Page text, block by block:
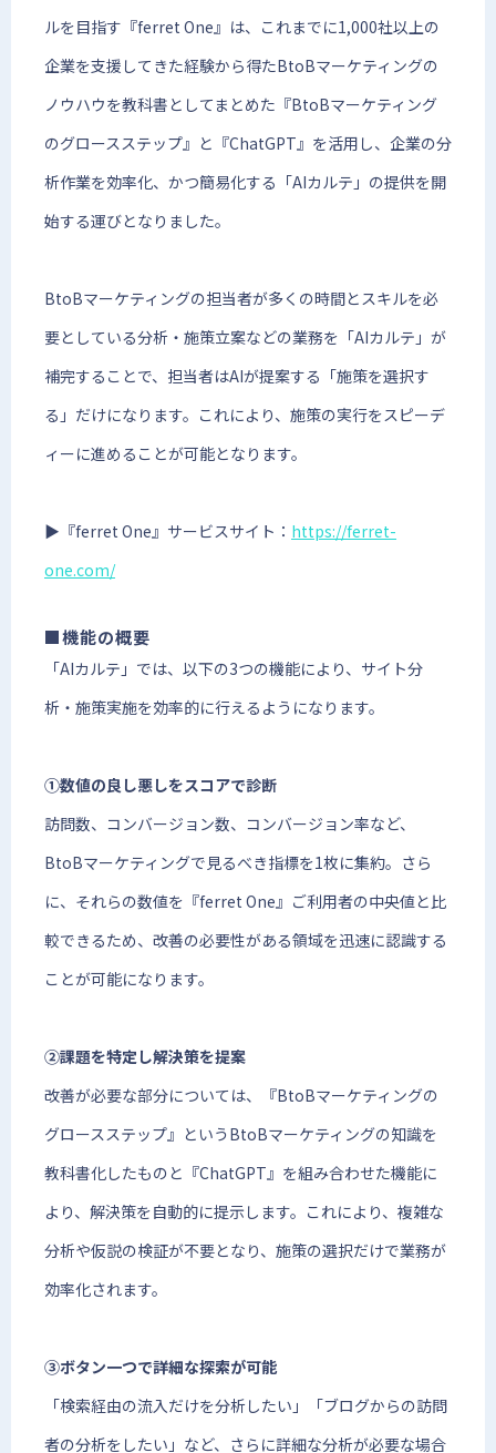
ルを目指す『ferret One』は、これまでに1,000社以上の
企業を支援してきた経験から得たBtoBマーケティングの
ノウハウを教科書としてまとめた『BtoBマーケティング
のグロースステップ』と『ChatGPT』を活用し、企業の分
析作業を効率化、かつ簡易化する「AIカルテ」の提供を開
始する運びとなりました。
BtoBマーケティングの担当者が多くの時間とスキルを必
要としている分析・施策立案などの業務を「AIカルテ」が
補完することで、担当者はAIが提案する「施策を選択す
る」だけになります。これにより、施策の実行をスピーデ
ィーに進めることが可能となります。
▶︎『ferret One』サービスサイト： https://ferret-
one.com/
■機能の概要
「AIカルテ」では、以下の3つの機能により、サイト分
析・施策実施を効率的に行えるようになります。
①数値の良し悪しをスコアで診断
訪問数、コンバージョン数、コンバージョン率など、
BtoBマーケティングで見るべき指標を1枚に集約。さら
に、それらの数値を『ferret One』ご利用者の中央値と比
較できるため、改善の必要性がある領域を迅速に認識する
ことが可能になります。
②課題を特定し解決策を提案
改善が必要な部分については、『BtoBマーケティングの
グロースステップ』というBtoBマーケティングの知識を
教科書化したものと『ChatGPT』を組み合わせた機能に
より、解決策を自動的に提示します。これにより、複雑な
分析や仮説の検証が不要となり、施策の選択だけで業務が
効率化されます。
③ボタン一つで詳細な探索が可能
「検索経由の流入だけを分析したい」「ブログからの訪問
者の分析をしたい」など、さらに詳細な分析が必要な場合